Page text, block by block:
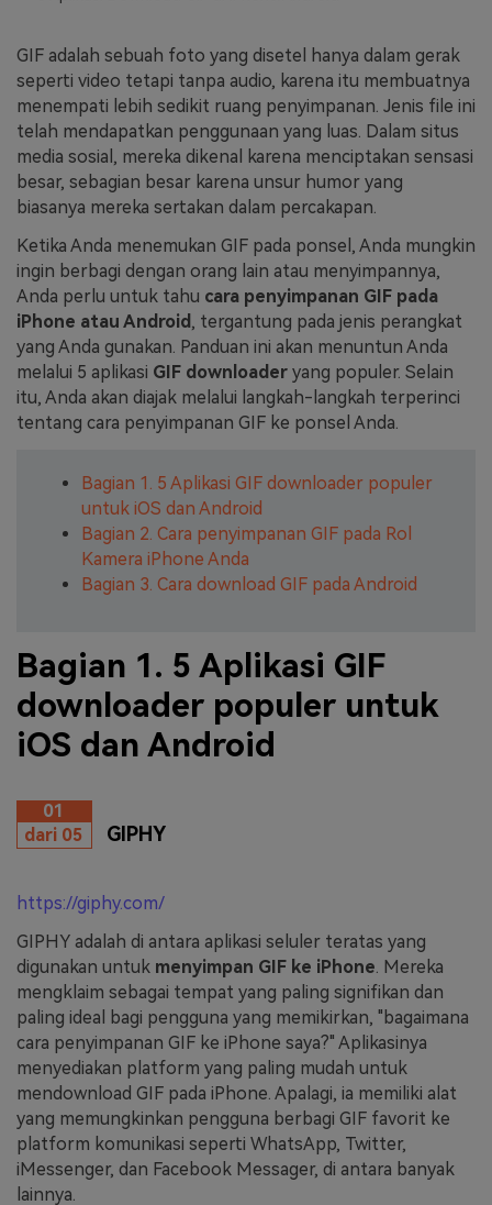
FAQs Hubungi Kami
Tips & Tutorial AI
Postingan Terbaru
Jelajahi Lebih Banyak >>
Berkreasi dengan AI
GIF adalah sebuah foto yang disetel hanya dalam gerak
seperti video tetapi tanpa audio, karena itu membuatnya
menempati lebih sedikit ruang penyimpanan. Jenis file ini
telah mendapatkan penggunaan yang luas. Dalam situs
media sosial, mereka dikenal karena menciptakan sensasi
besar, sebagian besar karena unsur humor yang
biasanya mereka sertakan dalam percakapan.
Ketika Anda menemukan GIF pada ponsel, Anda mungkin
ingin berbagi dengan orang lain atau menyimpannya,
Anda perlu untuk tahu cara penyimpanan GIF pada
iPhone atau Android , tergantung pada jenis perangkat
yang Anda gunakan. Panduan ini akan menuntun Anda
melalui 5 aplikasi GIF downloader yang populer. Selain
itu, Anda akan diajak melalui langkah-langkah terperinci
tentang cara penyimpanan GIF ke ponsel Anda.
Bagian 1. 5 Aplikasi GIF downloader populer
untuk iOS dan Android
Bagian 2. Cara penyimpanan GIF pada Rol
Kamera iPhone Anda
Bagian 3. Cara download GIF pada Android
Bagian 1. 5 Aplikasi GIF
downloader populer untuk
iOS dan Android
01
dari 05
GIPHY
https://giphy.com/
GIPHY adalah di antara aplikasi seluler teratas yang
digunakan untuk menyimpan GIF ke iPhone. Mereka
mengklaim sebagai tempat yang paling signifikan dan
paling ideal bagi pengguna yang memikirkan, "bagaimana
cara penyimpanan GIF ke iPhone saya?" Aplikasinya
menyediakan platform yang paling mudah untuk
mendownload GIF pada iPhone. Apalagi, ia memiliki alat
yang memungkinkan pengguna berbagi GIF favorit ke
platform komunikasi seperti WhatsApp, Twitter,
iMessenger, dan Facebook Messager, di antara banyak
lainnya.